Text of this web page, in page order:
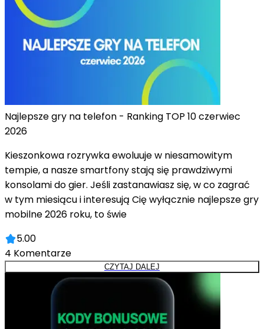
Najlepsze gry na telefon - Ranking TOP 10 czerwiec
2026
Kieszonkowa rozrywka ewoluuje w niesamowitym
tempie, a nasze smartfony stają się prawdziwymi
konsolami do gier. Jeśli zastanawiasz się, w co zagrać
w tym miesiącu i interesują Cię wyłącznie najlepsze gry
mobilne 2026 roku, to świe
5.00
4 Komentarze
CZYTAJ DALEJ